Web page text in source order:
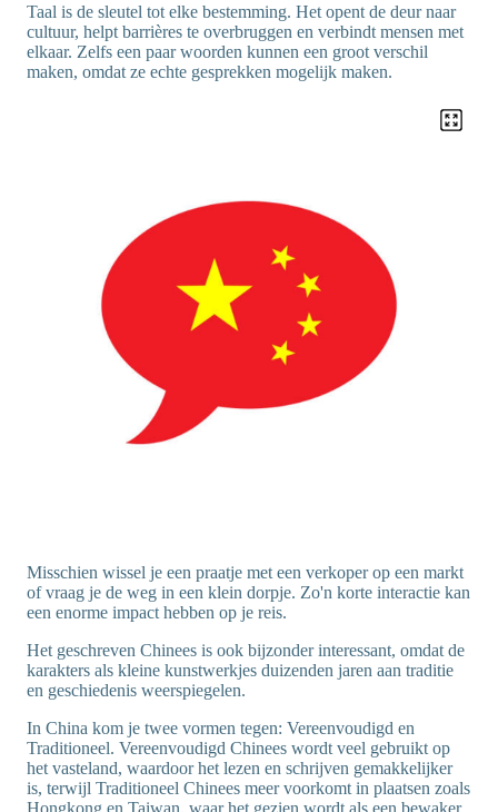
Taal is de sleutel tot elke bestemming. Het opent de deur naar
cultuur, helpt barrières te overbruggen en verbindt mensen met
elkaar. Zelfs een paar woorden kunnen een groot verschil
maken, omdat ze echte gesprekken mogelijk maken.
Misschien wissel je een praatje met een verkoper op een markt
of vraag je de weg in een klein dorpje. Zo'n korte interactie kan
een enorme impact hebben op je reis.
Het geschreven Chinees is ook bijzonder interessant, omdat de
karakters als kleine kunstwerkjes duizenden jaren aan traditie
en geschiedenis weerspiegelen.
In China kom je twee vormen tegen: Vereenvoudigd en
Traditioneel. Vereenvoudigd Chinees wordt veel gebruikt op
het vasteland, waardoor het lezen en schrijven gemakkelijker
is, terwijl Traditioneel Chinees meer voorkomt in plaatsen zoals
Hongkong en Taiwan, waar het gezien wordt als een bewaker